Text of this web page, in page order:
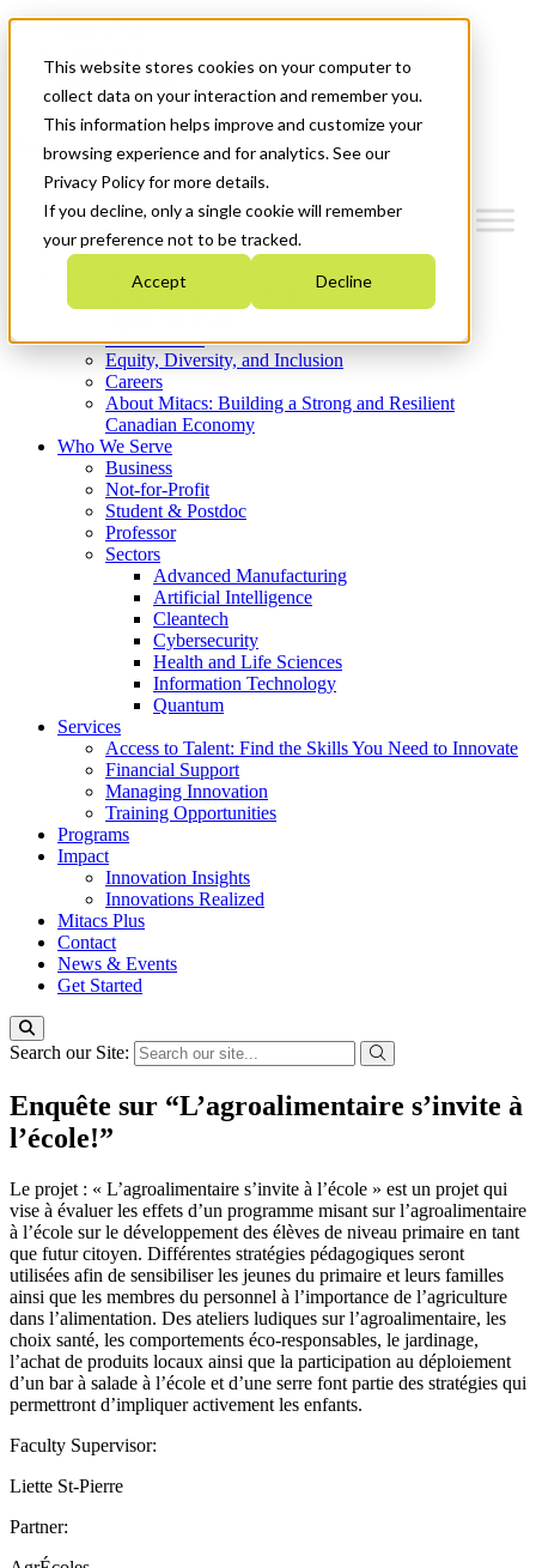
This website stores cookies on your computer to
collect data on your interaction and remember you.
This information helps improve and customize your
browsing experience and for analytics. See our
Privacy Policy for more details.
If you decline, only a single cookie will remember
your preference not to be tracked.
Accept Decline
News & Events
Get Started
Menu
Who We Are
Strategic Plan 2026-2030
What We Do
Equity, Diversity, and Inclusion
Careers
About Mitacs: Building a Strong and Resilient
Canadian Economy
Who We Serve
Business
Not-for-Profit
Student & Postdoc
Professor
Sectors
Advanced Manufacturing
Artificial Intelligence
Cleantech
Cybersecurity
Health and Life Sciences
Information Technology
Quantum
Services
Access to Talent: Find the Skills You Need to Innovate
Financial Support
Managing Innovation
Training Opportunities
Programs
Impact
Innovation Insights
Innovations Realized
Mitacs Plus
Contact
News & Events
Get Started
Search our Site:
Enquête sur “L’agroalimentaire s’invite à
l’école!”
Le projet : « L’agroalimentaire s’invite à l’école » est un projet qui
vise à évaluer les effets d’un programme misant sur l’agroalimentaire
à l’école sur le développement des élèves de niveau primaire en tant
que futur citoyen. Différentes stratégies pédagogiques seront
utilisées afin de sensibiliser les jeunes du primaire et leurs familles
ainsi que les membres du personnel à l’importance de l’agriculture
dans l’alimentation. Des ateliers ludiques sur l’agroalimentaire, les
choix santé, les comportements éco-responsables, le jardinage,
l’achat de produits locaux ainsi que la participation au déploiement
d’un bar à salade à l’école et d’une serre font partie des stratégies qui
permettront d’impliquer activement les enfants.
Faculty Supervisor:
Liette St-Pierre
Partner: